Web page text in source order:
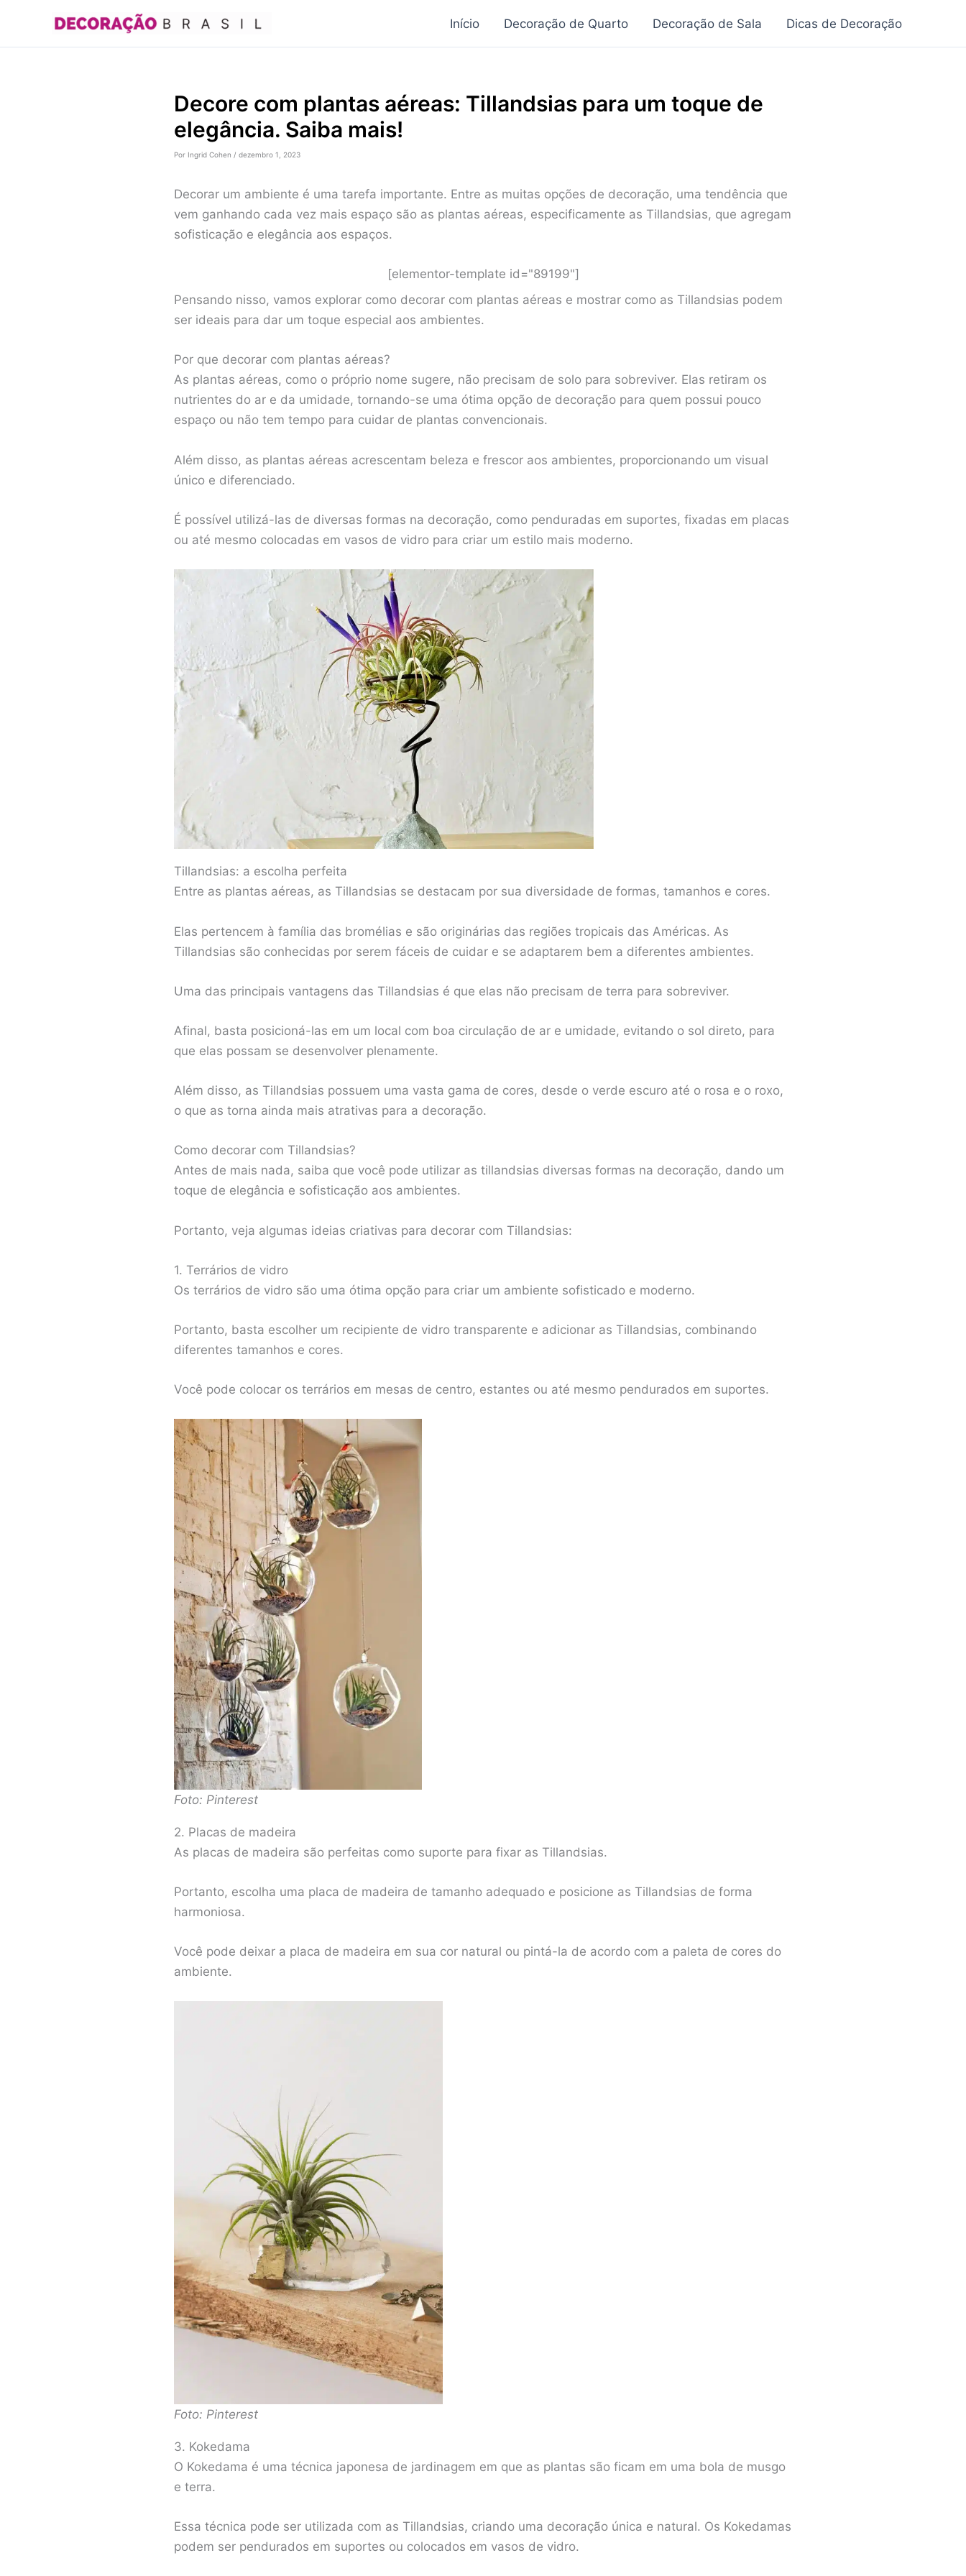
o
Início Decoração de Quarto Decoração de Sala Dicas de Decoração
Decore com plantas aéreas: Tillandsias para um toque de
elegância. Saiba mais!
Por Ingrid Cohen / dezembro 1, 2023
Decorar um ambiente é uma tarefa importante. Entre as muitas opções de decoração, uma tendência que
vem ganhando cada vez mais espaço são as plantas aéreas, especificamente as Tillandsias, que agregam
sofisticação e elegância aos espaços.
[elementor-template id="89199"]
Pensando nisso, vamos explorar como decorar com plantas aéreas e mostrar como as Tillandsias podem
ser ideais para dar um toque especial aos ambientes.
Por que decorar com plantas aéreas?
As plantas aéreas, como o próprio nome sugere, não precisam de solo para sobreviver. Elas retiram os
nutrientes do ar e da umidade, tornando-se uma ótima opção de decoração para quem possui pouco
espaço ou não tem tempo para cuidar de plantas convencionais.
Além disso, as plantas aéreas acrescentam beleza e frescor aos ambientes, proporcionando um visual
único e diferenciado.
É possível utilizá-las de diversas formas na decoração, como penduradas em suportes, fixadas em placas
ou até mesmo colocadas em vasos de vidro para criar um estilo mais moderno.
Tillandsias: a escolha perfeita
Entre as plantas aéreas, as Tillandsias se destacam por sua diversidade de formas, tamanhos e cores.
Elas pertencem à família das bromélias e são originárias das regiões tropicais das Américas. As
Tillandsias são conhecidas por serem fáceis de cuidar e se adaptarem bem a diferentes ambientes.
Uma das principais vantagens das Tillandsias é que elas não precisam de terra para sobreviver.
Afinal, basta posicioná-las em um local com boa circulação de ar e umidade, evitando o sol direto, para
que elas possam se desenvolver plenamente.
Além disso, as Tillandsias possuem uma vasta gama de cores, desde o verde escuro até o rosa e o roxo,
o que as torna ainda mais atrativas para a decoração.
Como decorar com Tillandsias?
Antes de mais nada, saiba que você pode utilizar as tillandsias diversas formas na decoração, dando um
toque de elegância e sofisticação aos ambientes.
Portanto, veja algumas ideias criativas para decorar com Tillandsias:
1. Terrários de vidro
Os terrários de vidro são uma ótima opção para criar um ambiente sofisticado e moderno.
Portanto, basta escolher um recipiente de vidro transparente e adicionar as Tillandsias, combinando
diferentes tamanhos e cores.
Você pode colocar os terrários em mesas de centro, estantes ou até mesmo pendurados em suportes.
Foto: Pinterest
2. Placas de madeira
As placas de madeira são perfeitas como suporte para fixar as Tillandsias.
Portanto, escolha uma placa de madeira de tamanho adequado e posicione as Tillandsias de forma
harmoniosa.
Você pode deixar a placa de madeira em sua cor natural ou pintá-la de acordo com a paleta de cores do
ambiente.
Foto: Pinterest
3. Kokedama
O Kokedama é uma técnica japonesa de jardinagem em que as plantas são ficam em uma bola de musgo
e terra.
Essa técnica pode ser utilizada com as Tillandsias, criando uma decoração única e natural. Os Kokedamas
podem ser pendurados em suportes ou colocados em vasos de vidro.